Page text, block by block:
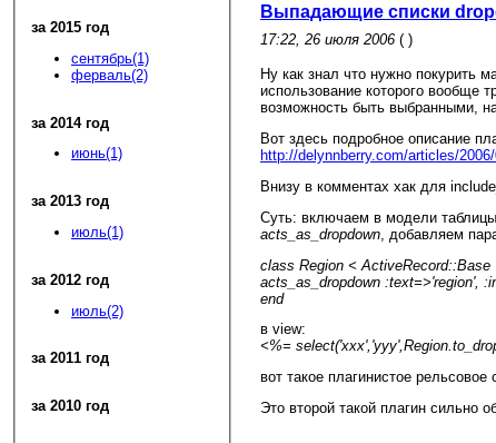
за 2015 год
сентябрь(1)
ферваль(2)
за 2014 год
июнь(1)
за 2013 год
июль(1)
за 2012 год
июль(2)
за 2011 год
за 2010 год
Выпадающие списки
17:22, 26 июля 2006 ( )
Ну как знал что нужно покурить
использование которого вообще
возможность быть выбранными,
Вот здесь подробное описание
http://delynnberry.com/articles/
Внизу в комментах хак для
Суть: включаем в модели
acts_as_dropdown , добавляем
class Region < ActiveRecord::Base
acts_as_dropdown :text=>'region',
end
в view:
<%=
вот такое плагинистое рельсовое
Это второй такой плагин сильно